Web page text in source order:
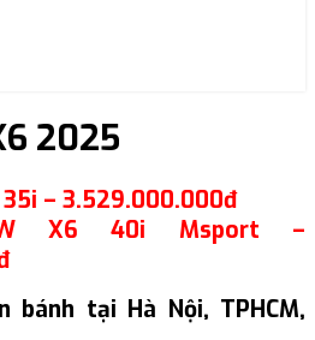
2025
35i – 3.529.000.000đ
X6 40i Msport –
bánh tại Hà Nội, TPHCM,